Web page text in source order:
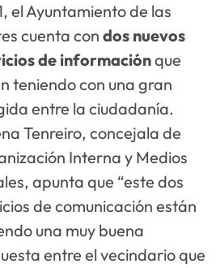
el Ayuntamiento de las
cuenta con dos nuevos
de informaciónque
teniendo con una gran
entre la ciudadanía.
Tenreiro, concejala de
Interna y Medios
apunta que “este dos
de comunicación están
una muy buena
entre el vecindario que